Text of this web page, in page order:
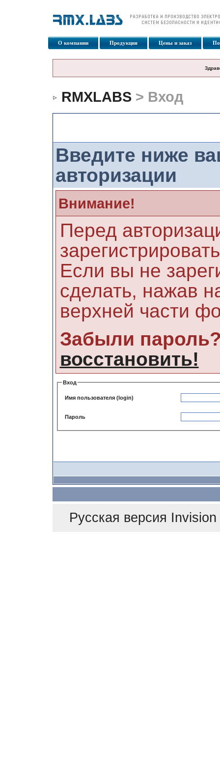
О компании Продукция Цены и заказ
RMXLABS> Вход
Введите ниже
авторизации
Внимание!
Перед
Если вы не
сделать, нажав
верхней части
Забыли
восстановить!
Вход
Имя пользователя (login)
Пароль
Русская версия